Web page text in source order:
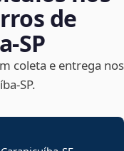
de
coleta e entrega nos